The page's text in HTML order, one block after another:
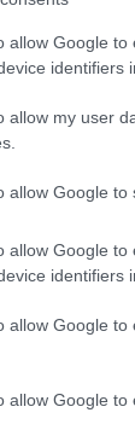
allow Google
identifiers
allow my user
allow Google to
allow Google
identifiers
allow Google
allow Google to
dove
negli anni
che
migliore